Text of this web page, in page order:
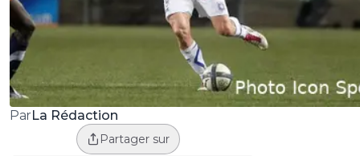
ParLa Rédaction
Partager sur